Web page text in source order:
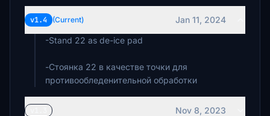
v1.4 (Current)
Jan 11, 2024
-Stand 22 as de-ice pad
-Стоянка 22 в качестве точки для
противообледенительной обработки
Nov 8, 2023